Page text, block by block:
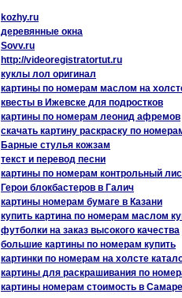
kozhy.ru
деревянные окна
Sovv.ru
http://videoregistratortut.ru
куклы лол оригинал
картины по номерам маслом на
квесты в Ижевске для подростков
картины по номерам леонид афремов
скачать картину раскраску по
Барные стулья кожзам
текст и перевод песни
картины по номерам контрольный
Герои блокбастеров в Галич
картины номерам бумаге в Казани
купить картина по номерам маслом
футболки на заказ высокого качества
большие картины по номерам купить
картинки по номерам на холсте
картины для раскрашивания по
картины номерам стоимость в Самаре